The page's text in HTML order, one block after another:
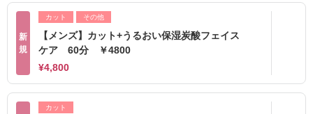
新
規
カット その他
【メンズ】カット+うるおい保湿炭酸フェイス
ケア 60分 ￥4800
¥4,800
カット